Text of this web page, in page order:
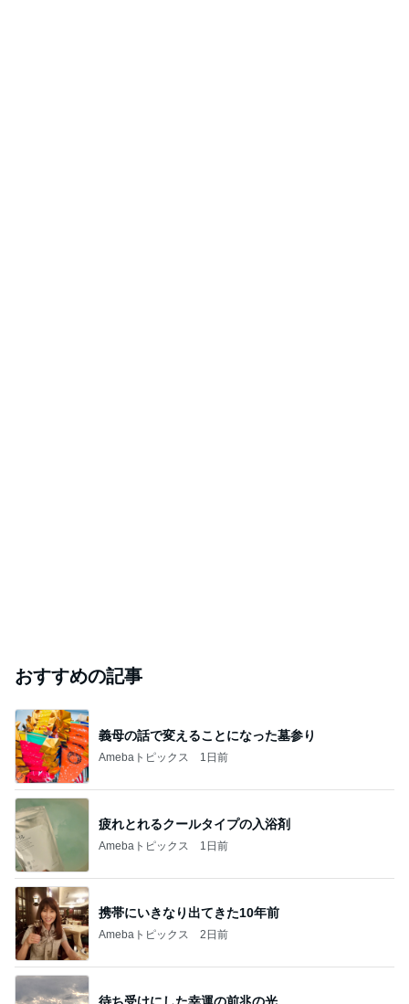
おすすめの記事
義母の話で変えることになった墓参り
Amebaトピックス 1日前
疲れとれるクールタイプの入浴剤
Amebaトピックス 1日前
携帯にいきなり出てきた10年前
Amebaトピックス 2日前
待ち受けにした幸運の前兆の光